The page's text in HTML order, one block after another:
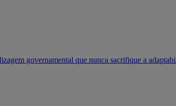
governamental que nunca sacrifique a